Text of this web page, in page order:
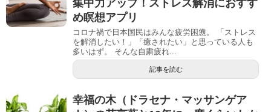
集中力アップ！ストレス解消におすす
め瞑想アプリ
コロナ禍で日本国民はみんな疲労困憊。 「ストレス
を解消したい！」「癒されたい」と思っている人も
多いはず。 そんな自粛疲れ...
記事を読む
幸福の木（ドラセナ・マッサンゲア